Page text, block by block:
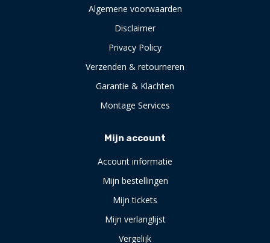
Algemene voorwaarden
Disclaimer
Privacy Policy
Verzenden & retourneren
Garantie & Klachten
Montage Services
Mijn account
Account informatie
Mijn bestellingen
Mijn tickets
Mijn verlanglijst
Vergelijk